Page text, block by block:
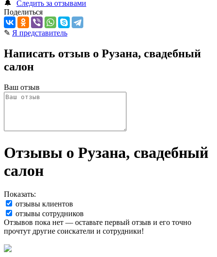
🔔
Следить за отзывами
Поделиться
✎ Я представитель
Написать отзыв о Рузана, свадебный
салон
Ваш отзыв
Отзывы о Рузана, свадебный
салон
Показать:
отзывы клиентов
отзывы сотрудников
Отзывов пока нет — оставьте первый отзыв и его точно
прочтут другие соискатели и сотрудники!